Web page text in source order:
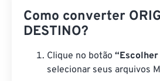
Como converter
DESTINO?
Clique no botão
selecionar seus arquivos